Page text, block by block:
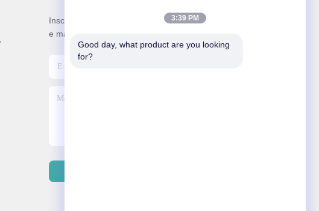
Inscreva-se no nosso boletim informativo para obter descontos
e mais.
3:39 PM
Good day, what product are you looking
for?